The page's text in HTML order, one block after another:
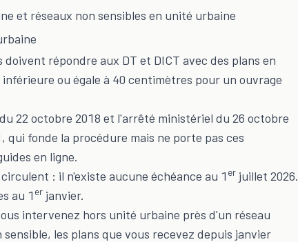
et réseaux non sensibles en unité urbaine
répondre aux DT et DICT avec des plans en
ou égale à 40 centimètres pour un ouvrage
22 octobre 2018 et l'arrêté ministériel du 26 octobre
qui fonde la procédure mais ne porte pas ces
en ligne.
: il n'existe aucune échéance au 1 er juillet 2026.
au 1 er janvier.
intervenez hors unité urbaine près d'un réseau
les plans que vous recevez depuis janvier